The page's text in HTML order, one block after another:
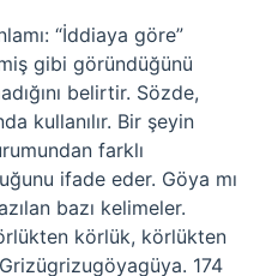
“İddiaya göre”
gibi göründüğünü
belirtir. Sözde,
kullanılır. Bir şeyin
farklı
ifade eder. Göya mı
bazı kelimeler.
körlük, körlükten
174